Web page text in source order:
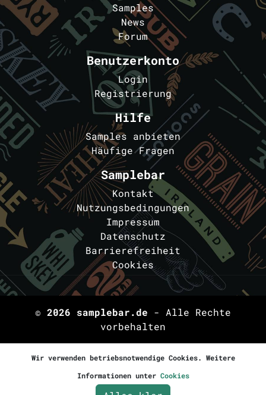
Samples
News
Forum
Benutzerkonto
Login
Registrierung
Hilfe
Samples anbieten
Häufige Fragen
Samplebar
Kontakt
Nutzungsbedingungen
Impressum
Datenschutz
Barrierefreiheit
Cookies
© 2026 samplebar.de - Alle Rechte
vorbehalten
Wir verwenden betriebsnotwendige Cookies. Weitere
Informationen unter Cookies